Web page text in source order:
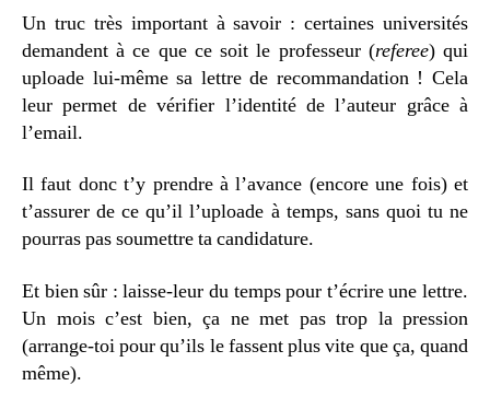
Un truc très important à savoir : certaines universités
demandent à ce que ce soit le professeur (referee) qui
uploade lui-même sa lettre de recommandation ! Cela
leur permet de vérifier l’identité de l’auteur grâce à
l’email.
Il faut donc t’y prendre à l’avance (encore une fois) et
t’assurer de ce qu’il l’uploade à temps, sans quoi tu ne
pourras pas soumettre ta candidature.
Et bien sûr : laisse-leur du temps pour t’écrire une lettre.
Un mois c’est bien, ça ne met pas trop la pression
(arrange-toi pour qu’ils le fassent plus vite que ça, quand
même).